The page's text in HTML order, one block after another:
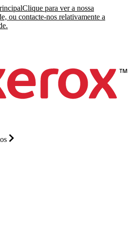
Clique para ver a nossa
ou contacte-nos relativamente a